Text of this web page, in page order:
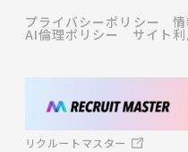
プライバシーポリシー
AI倫理ポリシー サイト
リクルートマスター